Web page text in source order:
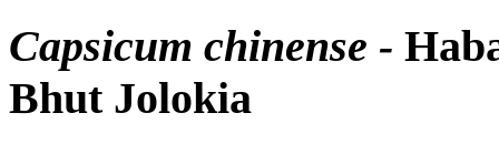
Capsicum chinense -
Bhut Jolokia